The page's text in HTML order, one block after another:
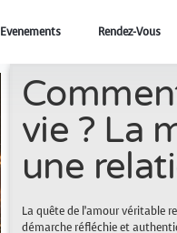
Evenements Rendez-Vous
vie ? La
une
La quête de l’amour véritable
démarche réfléchie et